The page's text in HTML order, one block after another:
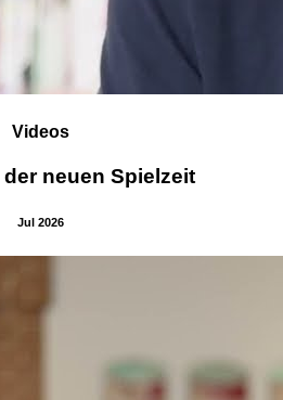
Videos
neuen Spielzeit
Jul 2026